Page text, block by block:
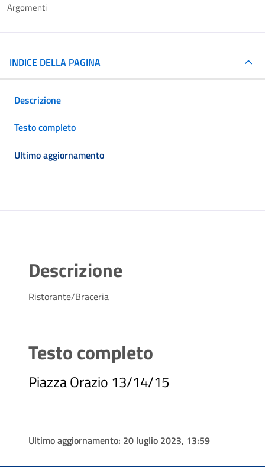
Argomenti
INDICE DELLA PAGINA
Descrizione
Testo completo
Ultimo aggiornamento
Descrizione
Ristorante/Braceria
Testo completo
Piazza Orazio 13/14/15
Ultimo aggiornamento: 20 luglio 2023, 13:59